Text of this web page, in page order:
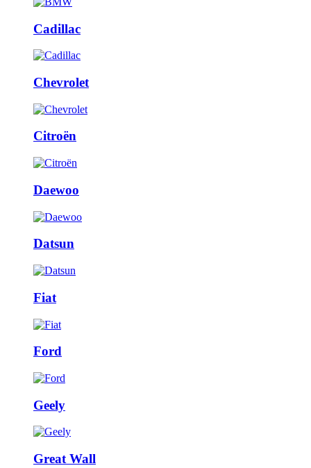
Cadillac
Chevrolet
Citroën
Daewoo
Datsun
Fiat
Ford
Geely
Great Wall